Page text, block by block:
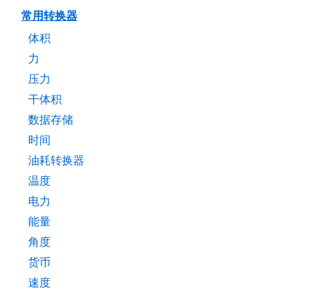
常用转换器
体积
力
压力
干体积
数据存储
时间
油耗转换器
温度
电力
能量
角度
货币
速度